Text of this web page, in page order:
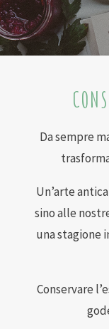
Da sempre
Un’arte
sino alle
una stagione
Conservare